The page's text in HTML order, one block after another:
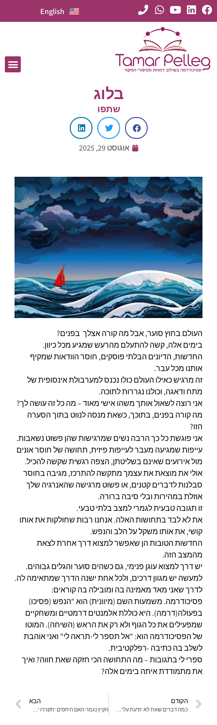
English
בלוג
שתפו
אוגוסט 29, 2025
העולם בחוץ סוער, אבל מה קורה אצלך בפנים?
בימים אלה, קשה להתעלם מהרעש שמגיע מכל כיוון.
החדשות, הדיונים הבלתי פוסקים, חוסר הוודאות שמקיף
אותנו מכל עבר.
זה מרגיש כאילו העולם כולו נכנס למערבולת אינסופית של
מתח ודאגה, וכולנו נגררות לתוכה.
אני רוצה לשאול אותך משהו אישי מאוד – מה כל זה עושה לך?
מה קורה בפנים, בתוכך, כשאת מנסה לנווט בתוך הסערה
הזו?
אני פוגשת כל כך הרבה נשים שמרגישות שהן פשוט נשאבות.
עייפות שמגיעה מעבר לעייפות פיזית, תחושה של חוסר אונים
מול אירועים שאינם בשליטתן, הצפה רגשית שקשה להכיל.
אולי את מוצאת את עצמך מתקשה להתרכז, מגיבה בחוסר
סבלנות לדברים קטנים, או פשוט מרגישה שהאנרגיה שלך
אוזלת במהירות ובלי סיבה ברורה.
זו תגובה טבעית לגמרי למצב בלתי טבעי.
את לא לבד בתחושות האלה. אנחנו רבות שחולקות את אותו
קושי, את אותו משקל על הלב והנפש.
החדשות הטובות הן שאפשר למצוא דרך אחרת לצאת
מהמצב הזה.
יש דרך למצוא עוגן פנימי, גם כשהים סוער והגלים גבוהים.
למעשה יש מגוון דרכים, ולכל אחת ישנה הדרך שמתאימה לה.
לדרך שאני מאד מאמינה בה ומובילה בה קוראים:
פסיכודרמה. משמעות השם (מיוונית) הוא "הנפש (פסיכו)
בפעולה(דרמה). היא כוללת אלמנטים דרמטיים ומשחקיים
שמפעילים את כל הגוף ולא רק את הראש (השיחה). המוטו
של הפסיכודרמה הוא: "אל תספר לי-תראה לי" ואני אוהבת
לשלב בה כתיבה -רפלקטיבית.
ספרי לי בתגובות – מה התחושה הכי חזקה שאת חווה? ואיך
את מתמודדת איתה בימים אלה?
הקודם
כמה דברים שאת לא יודעת עלי…
הבא
הקיץ נגמר-האם היחסים יתקררו יחד איתו? פסיכודרמה בגיל השלישי